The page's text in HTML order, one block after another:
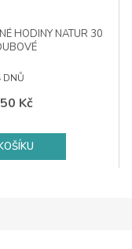
HODINY NATUR 30
DNŮ
Kč